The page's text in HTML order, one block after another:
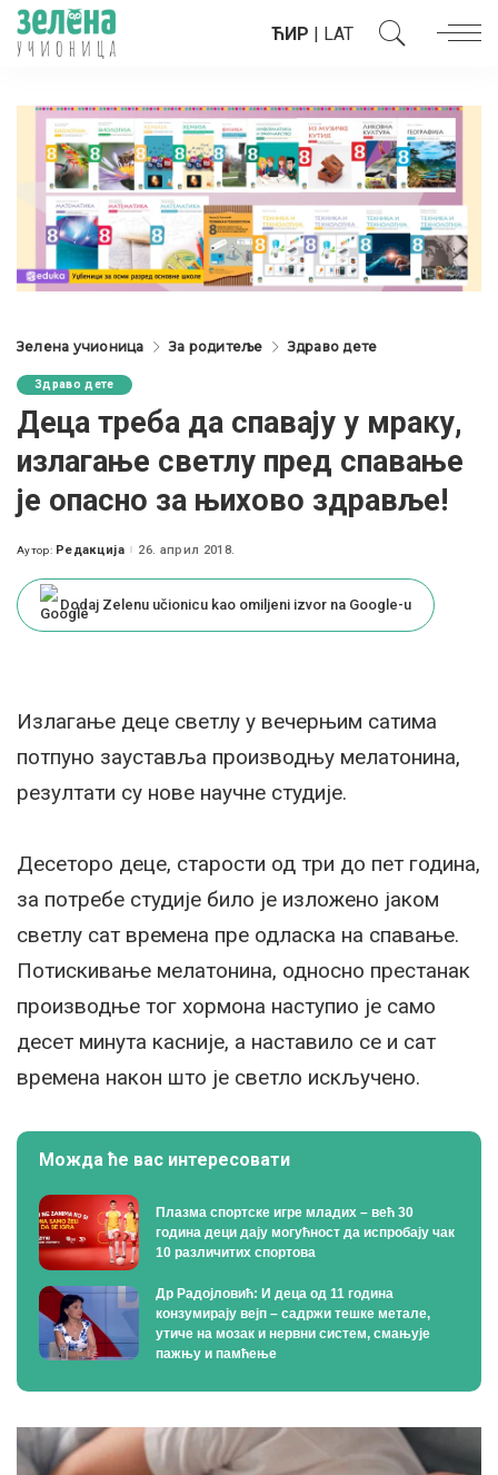
ЋИР | LAT
Зелена учионица За родитеље Здраво дете
Здраво дете
Деца треба да спавају у мраку,
излагање светлу пред спавање
је опасно за њихово здравље!
Posted
Аутор: Редакција 26. април 2018.
Dodaj Zelenu učionicu kao omiljeni izvor na Google-u
Излагање деце светлу у вечерњим сатима
потпуно зауставља производњу мелатонина,
резултати су нове научне студије.
Десеторо деце, старости од три до пет година,
за потребе студије било је изложено јаком
светлу сат времена пре одласка на спавање.
Потискивање мелатонина, односно престанак
производње тог хормона наступио је само
десет минута касније, а наставило се и сат
времена након што је светло искључено.
Можда ће вас интересовати
Плазма спортске игре младих – већ 30
година деци дају могућност да испробају чак
10 различитих спортова
Др Радојловић: И деца од 11 година
конзумирају вејп – садржи тешке метале,
утиче на мозак и нервни систем, смањује
пажњу и памћење